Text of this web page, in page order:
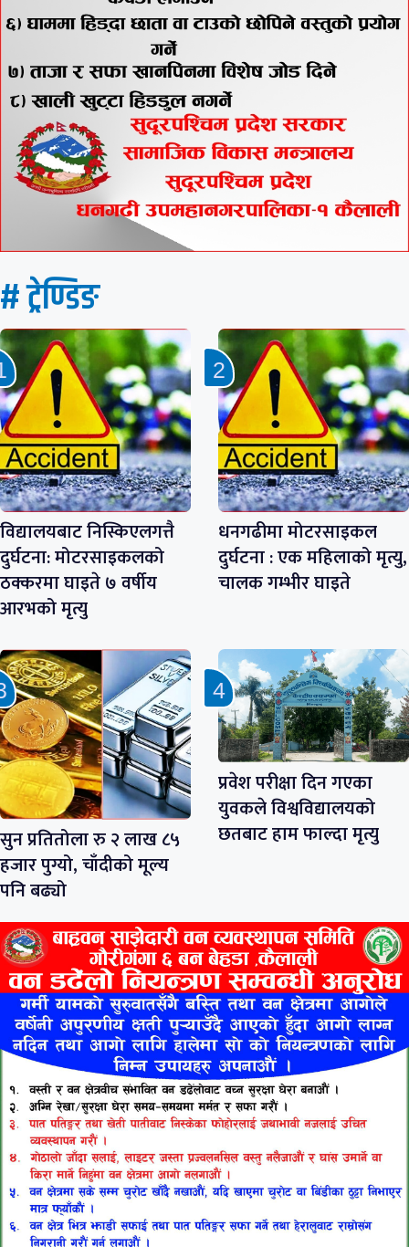
# ट्रेण्डिङ
विद्यालयबाट निस्किएलगत्तै
दुर्घटना: मोटरसाइकलको
ठक्करमा घाइते ७ वर्षीय
आरभको मृत्यु
धनगढीमा मोटरसाइकल
दुर्घटना : एक महिलाको मृत्यु,
चालक गम्भीर घाइते
सुन प्रतितोला रु २ लाख ८५
हजार पुग्यो, चाँदीको मूल्य
पनि बढ्यो
प्रवेश परीक्षा दिन गएका
युवकले विश्वविद्यालयको
छतबाट हाम फाल्दा मृत्यु